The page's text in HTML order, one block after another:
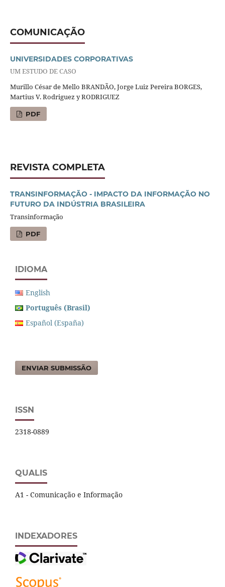
COMUNICAÇÃO
UNIVERSIDADES CORPORATIVAS
UM ESTUDO DE CASO
Murillo César de Mello BRANDÃO, Jorge Luiz Pereira BORGES,
Martius V. Rodriguez y RODRIGUEZ
PDF
REVISTA COMPLETA
TRANSINFORMAÇÃO - IMPACTO DA INFORMAÇÃO NO
FUTURO DA INDÚSTRIA BRASILEIRA
Transinformação
PDF
IDIOMA
English
Português (Brasil)
Español (España)
ENVIAR SUBMISSÃO
ISSN
2318-0889
QUALIS
A1 - Comunicação e Informação
INDEXADORES